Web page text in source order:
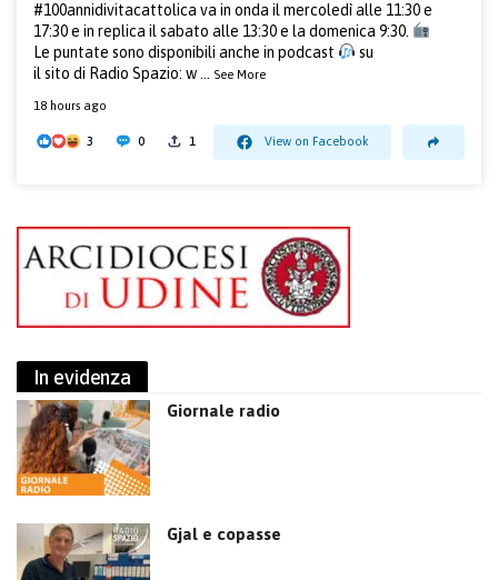
#100annidivitacattolica va in onda il mercoledì alle 11:30 e
17:30 e in replica il sabato alle 13:30 e la domenica 9:30.
Le puntate sono disponibili anche in podcast
su
il sito di Radio Spazio: w See More
18 hours ago
3 0 1 View on Facebook
In evidenza
Giornale radio
Gjal e copasse